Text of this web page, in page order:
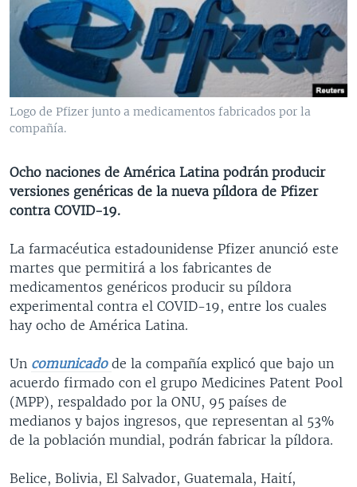
VENEZUELA
BRASIL
NICARAGUA
ECONOMÍA
ENTRETENIMIENTO Y CULTURA
TECNOLOGÍA
DEPORTES
CIENCIA Y SALUD
MULTIMEDIA
VIDEOS
FOTOGRAFÍA
AUDIOS
PROGRAMAS TV
EL MUNDO AL DÍA
FORO INTERAMERICANO
VISIÓN 360
PANORAMA
RADIO
AVANCE INFORMATIVO
AUDIONOTICIAS
ESTADOS UNIDOS AL DÍA
EL MUNDO AL DÍA [RADIO]
FORO [RADIO]
DEPORTIVO INTERNACIONAL
NOTA ECONÓMICA
ENTRETENIMIENTO
DIRECT
DOCUMENTALES DE LA VOA
Learning English
SÍGANOS
Idiomas
Logo de Pfizer junto a medicamentos fabricados por la
compañía.
Ocho naciones de América Latina podrán producir
versiones genéricas de la nueva píldora de Pfizer
contra COVID-19.
La farmacéutica estadounidense Pfizer anunció este
martes que permitirá a los fabricantes de
medicamentos genéricos producir su píldora
experimental contra el COVID-19, entre los cuales
hay ocho de América Latina.
Un comunicado de la compañía explicó que bajo un
acuerdo firmado con el grupo Medicines Patent Pool
(MPP), respaldado por la ONU, 95 países de
medianos y bajos ingresos, que representan al 53%
de la población mundial, podrán fabricar la píldora.
Belice, Bolivia, El Salvador, Guatemala, Haití,